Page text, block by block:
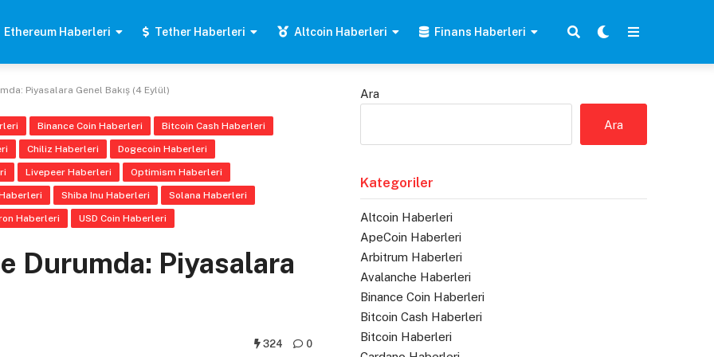
Ethereum Haberleri Tether Haberleri Altcoin Haberleri Finans Haberleri
Piyasalara Genel Bakış (4 Eylül)
Binance Coin Haberleri Bitcoin Cash Haberleri
Chiliz Haberleri Dogecoin Haberleri
Livepeer Haberleri Optimism Haberleri
Shiba Inu Haberleri Solana Haberleri
Haberleri USD Coin Haberleri
Durumda: Piyasalara
324 0
Ara
Ara
Kategoriler
Altcoin Haberleri
ApeCoin Haberleri
Arbitrum Haberleri
Avalanche Haberleri
Binance Coin Haberleri
Bitcoin Cash Haberleri
Bitcoin Haberleri